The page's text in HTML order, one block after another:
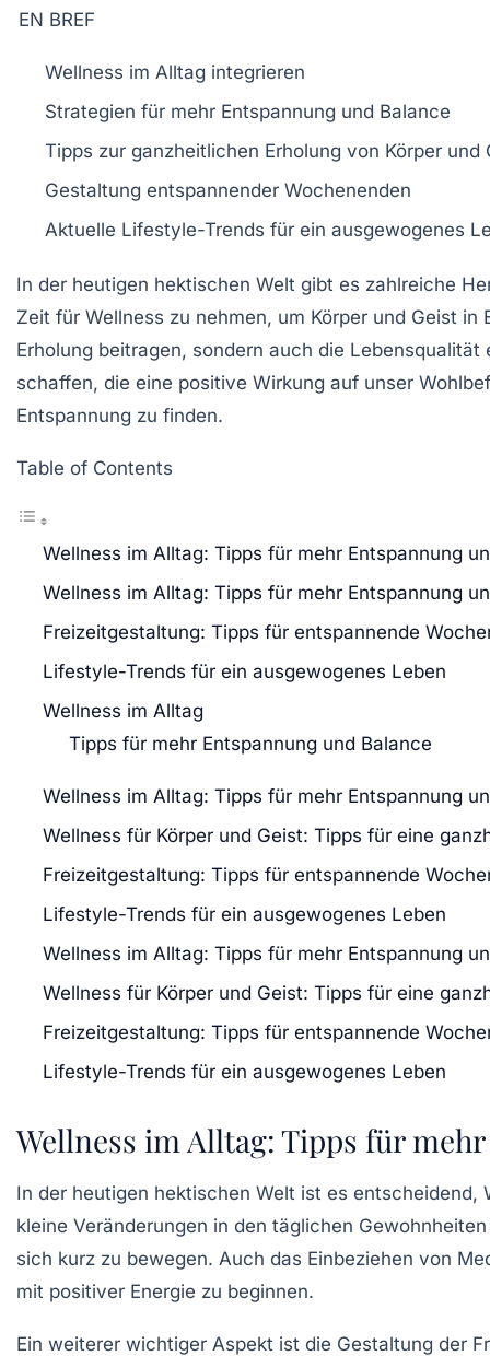
EN BREF
Wellness im Alltag integrieren
Strategien für mehr Entspannung und Balance
Tipps zur ganzheitlichen Erholung von Körper und
Gestaltung entspannender Wochenenden
Aktuelle Lifestyle-Trends für ein ausgewogenes
In der heutigen hektischen Welt gibt es zahlreiche
Zeit für Wellness zu nehmen, um Körper und Geist
Erholung beitragen, sondern auch die Lebensqualität
schaffen, die eine positive Wirkung auf unser
Entspannung zu finden.
Table of Contents
Wellness im Alltag: Tipps für mehr Entspannung
Wellness im Alltag: Tipps für mehr Entspannung
Freizeitgestaltung: Tipps für entspannende
Lifestyle-Trends für ein ausgewogenes Leben
Wellness im Alltag
Tipps für mehr Entspannung und Balance
Wellness im Alltag: Tipps für mehr Entspannung
Wellness für Körper und Geist: Tipps für eine
Freizeitgestaltung: Tipps für entspannende
Lifestyle-Trends für ein ausgewogenes Leben
Wellness im Alltag: Tipps für mehr Entspannung
Wellness für Körper und Geist: Tipps für eine
Freizeitgestaltung: Tipps für entspannende
Lifestyle-Trends für ein ausgewogenes Leben
Wellness im Alltag: Tipps für
In der heutigen hektischen Welt ist es entscheidend,
kleine Veränderungen in den täglichen
sich kurz zu bewegen. Auch das Einbeziehen von
mit positiver Energie zu beginnen.
Ein weiterer wichtiger Aspekt ist die Gestaltung der